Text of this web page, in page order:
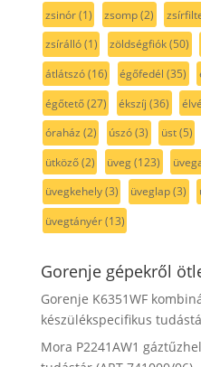
zsinór(1) zsomp(2)
zsírálló(1) zöldségfiók(50)
átlátszó(16) égőfedél (35)
égőtető(27) ékszíj (36)
óraház (2) úszó(3) üst(5)
ütköző(2) üveg(123)
üvegkehely(3) üveglap(3)
üvegtányér(13)
Gorenje gépekről
Gorenje K6351WF
készülékspecifikus
Mora P2241AW1